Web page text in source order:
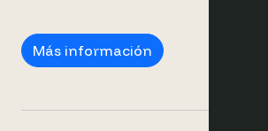
Más información Consultores de